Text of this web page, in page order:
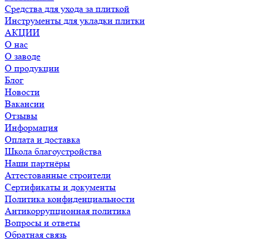
Средства для ухода за плиткой
Инструменты для укладки плитки
АКЦИИ
О нас
О заводе
О продукции
Блог
Новости
Вакансии
Отзывы
Информация
Оплата и доставка
Школа благоустройства
Наши партнёры
Аттестованные строители
Сертификаты и документы
Политика конфиденциальности
Антикоррупционная политика
Вопросы и ответы
Обратная связь